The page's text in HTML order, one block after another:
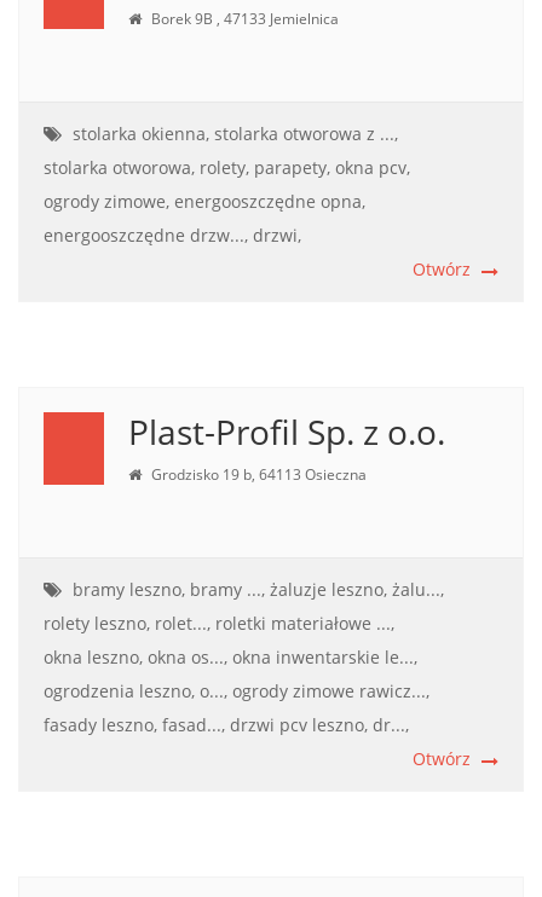
Borek 9B , 47133 Jemielnica
stolarka okienna, stolarka otworowa z ...,
stolarka otworowa, rolety, parapety, okna pcv,
ogrody zimowe, energooszczędne opna,
energooszczędne drzw..., drzwi,
Otwórz
Plast-Profil Sp. z o.o.
Grodzisko 19 b, 64113 Osieczna
bramy leszno, bramy ..., żaluzje leszno, żalu...,
rolety leszno, rolet..., roletki materiałowe ...,
okna leszno, okna os..., okna inwentarskie le...,
ogrodzenia leszno, o..., ogrody zimowe rawicz...,
fasady leszno, fasad..., drzwi pcv leszno, dr...,
Otwórz